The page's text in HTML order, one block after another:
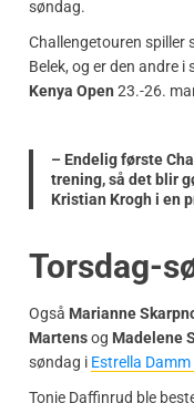
søndag.
Challengetouren spiller
Belek, og er den andre
Kenya Open 23.-26.
– Endelig første
trening, så det blir
Kristian Krogh i en
Torsdag-
Også Marianne
Martensog Madelene
søndag i Estrella
Tonje Daffinrud ble